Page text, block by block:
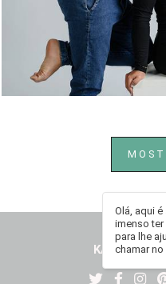
KAROL
Olá, aqui
imenso
para lhe
chamar no